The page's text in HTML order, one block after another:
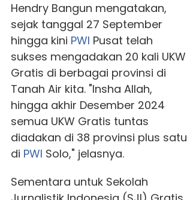
Hendry Bangun mengatakan,
sejak tanggal 27 September
hingga kini PWI Pusat telah
sukses mengadakan 20 kali UKW
Gratis di berbagai provinsi di
Tanah Air kita. "Insha Allah,
hingga akhir Desember 2024
semua UKW Gratis tuntas
diadakan di 38 provinsi plus satu
di PWI Solo," jelasnya.
Sementara untuk Sekolah